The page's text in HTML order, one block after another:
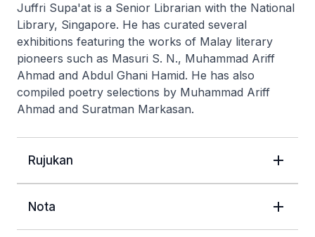
Juffri Supa'at is a Senior Librarian with the National
Library, Singapore. He has curated several
exhibitions featuring the works of Malay literary
pioneers such as Masuri S. N., Muhammad Ariff
Ahmad and Abdul Ghani Hamid. He has also
compiled poetry selections by Muhammad Ariff
Ahmad and Suratman Markasan.
Rujukan
Nota